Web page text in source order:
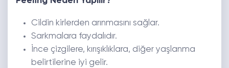
Cildin kirlerden arınmasını sağlar.
Sarkmalara faydalıdır.
İnce çizgilere, kırışıklıklara, diğer yaşlanma
belirtilerine iyi gelir.